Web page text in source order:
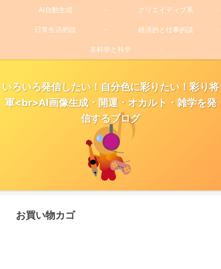
いろいろ発信したい！自分色に彩りたい！彩り将
軍<br>AI画像生成・開運・オカルト・雑学を発
信するブログ
AI自動生成 クリエイティブ系
日常生活的談 経済的と仕事的談
非科学と科学
お買い物カゴ